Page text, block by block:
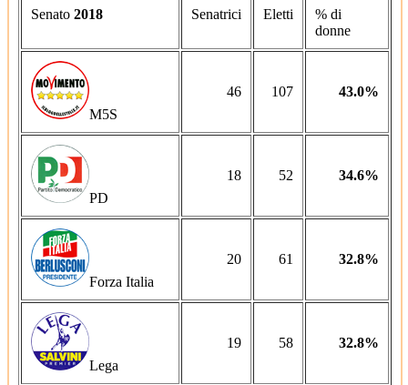
Senato 2018 Senatrici Eletti
% di
donne
M5S
46 107 43.0%
PD
18 52 34.6%
Forza Italia
20 61 32.8%
Lega
19 58 32.8%